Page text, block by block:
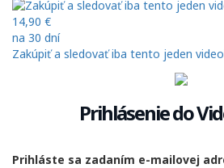
14,90 €
na 30 dní
Zakúpiť a sledovať iba tento jeden
Prihlásenie do
Prihláste sa zadaním e-mailovej